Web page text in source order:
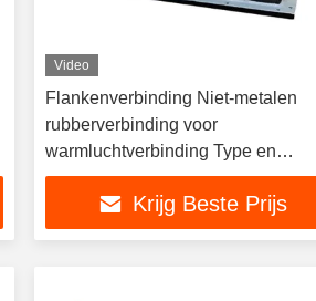
Video
Flankenverbinding Niet-metalen
rubberverbinding voor
warmluchtverbinding Type en
toepasselijk medium
Krijg Beste Prijs